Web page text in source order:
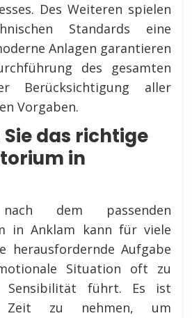
Des Weiteren spielen
Standards eine
Anlagen garantieren
des gesamten
Berücksichtigung aller
Vorgaben.
das richtige
in
dem passenden
in Anklam kann für viele
herausfordernde Aufgabe
Situation oft zu
Sensibilität führt. Es ist
Zeit zu nehmen, um